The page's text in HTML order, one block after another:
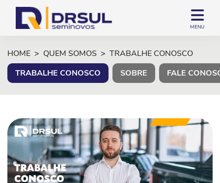
MENU
HOME QUEM SOMOS
TRABALHE CONOSCO
SOBRE
FALE
TRABALHE CONOSCO